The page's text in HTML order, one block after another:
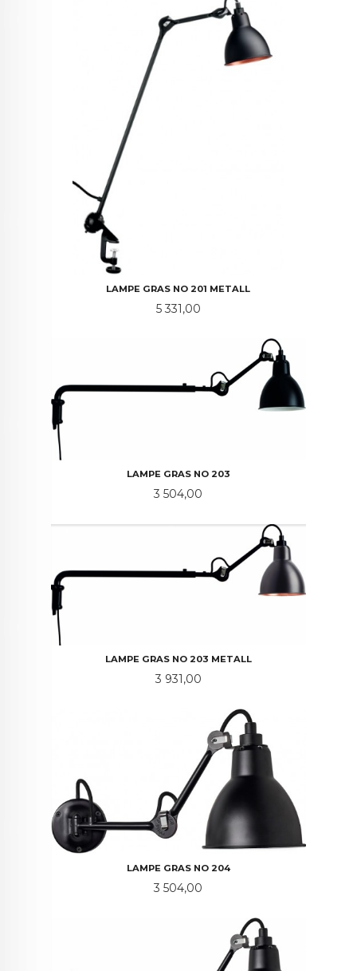
LAMPE GRAS NO 201 METALL
Pris
5 331,00
LAMPE GRAS NO 203
Pris
3 504,00
LAMPE GRAS NO 203 METALL
Pris
3 931,00
LAMPE GRAS NO 204
Pris
3 504,00